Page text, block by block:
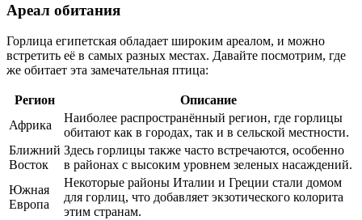
Ареал обитания
Горлица египетская обладает широким ареалом, и можно
встретить её в самых разных местах. Давайте посмотрим, где
же обитает эта замечательная птица:
Регион
Описание
Африка
Наиболее распространённый регион, где горлицы
обитают как в городах, так и в сельской местности.
Ближний
Восток
Здесь горлицы также часто встречаются, особенно
в районах с высоким уровнем зеленых насаждений.
Южная
Европа
Некоторые районы Италии и Греции стали домом
для горлиц, что добавляет экзотического колорита
этим странам.